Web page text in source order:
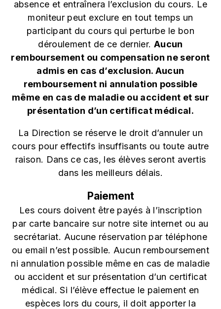
absence et entraînera l’exclusion du cours. Le
moniteur peut exclure en tout temps un
participant du cours qui perturbe le bon
déroulement de ce dernier. Aucun
remboursement ou compensation ne seront
admis en cas d’exclusion. Aucun
remboursement ni annulation possible
même en cas de maladie ou accident et sur
présentation d’un certificat médical.
La Direction se réserve le droit d’annuler un
cours pour effectifs insuffisants ou toute autre
raison. Dans ce cas, les élèves seront avertis
dans les meilleurs délais.
Paiement
Les cours doivent être payés à l’inscription
par carte bancaire sur notre site internet ou au
secrétariat. Aucune réservation par téléphone
ou email n’est possible. Aucun remboursement
ni annulation possible même en cas de maladie
ou accident et sur présentation d’un certificat
médical. Si l’élève effectue le paiement en
espèces lors du cours, il doit apporter la